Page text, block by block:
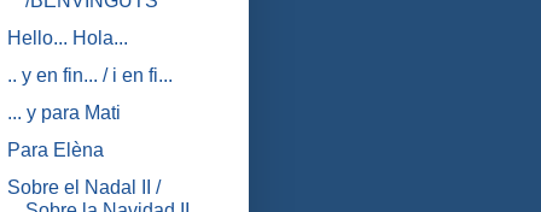
Hello... Hola...
.. y en fin... / i en fi...
... y para Mati
Para Elèna
Sobre el Nadal II /